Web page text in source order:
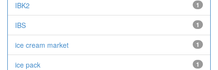
IBK2 1
IBS 1
ice cream market 1
ice pack 1